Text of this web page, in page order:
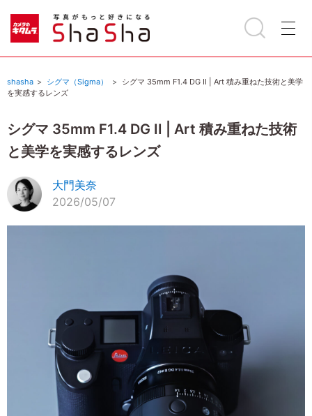
shasha シグマ（Sigma）
シグマ 35mm F1.4 DG II | Art 積み重ねた技術と美学
を実感するレンズ
シグマ 35mm F1.4 DG II | Art 積み重ねた技術
と美学を実感するレンズ
大門美奈
2026/05/07